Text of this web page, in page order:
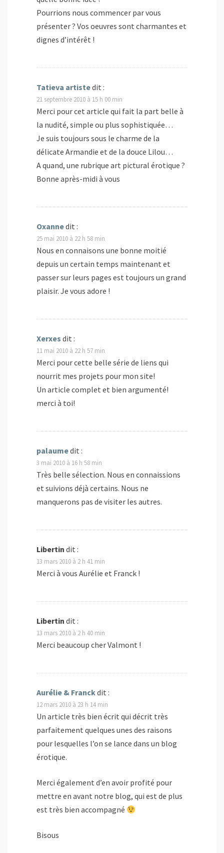
Pourrions nous commencer par vous
présenter ? Vos oeuvres sont charmantes et
dignes d’intérêt !
Tatieva artistedit :
21 septembre 2010 à 15 h 00 min
Merci pour cet article qui fait la part belle à
la nudité, simple ou plus sophistiquée…
Je suis toujours sous le charme de la
délicate Armandie et de la douce Lilou…
A quand, une rubrique art pictural érotique ?
Bonne après-midi à vous
Oxannedit :
25 mai 2010 à 22 h 58 min
Nous en connaisons une bonne moitié
depuis un certain temps maintenant et
passer sur leurs pages est toujours un grand
plaisir. Je vous adore !
Xerxes dit :
11 mai 2010 à 22 h 57 min
Merci pour cette belle série de liens qui
nourrit mes projets pour mon site!
Un article complet et bien argumenté!
merci à toi!
palaumedit :
3 mai 2010 à 16 h 58 min
Très belle sélection. Nous en connaissions
et suivions déjà certains. Nous ne
manquerons pas de visiter les autres.
Libertin dit :
13 mars 2010 à 2 h 41 min
Merci à vous Aurélie et Franck !
Libertin dit :
13 mars 2010 à 2 h 40 min
Merci beaucoup cher Valmont !
Aurélie & Franckdit :
12 mars 2010 à 23 h 14 min
Un article très bien écrit qui décrit très
parfaitement quelques unes des raisons
pour lesquelles l’on se lance dans un blog
érotique.
Merci également d’en avoir profité pour
mettre en avant notre blog, qui est de plus
est très bien accompagné
Bisous